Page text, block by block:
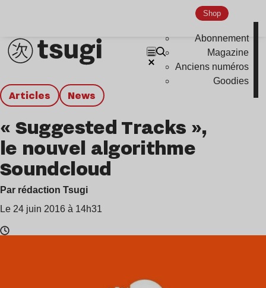
Shop
Abonnement
Magazine
Anciens numéros
Goodies
Articles news
« Suggested Tracks »,
le nouvel algorithme
Soundcloud
Par rédaction Tsugi
Le 24 juin 2016 à 14h31